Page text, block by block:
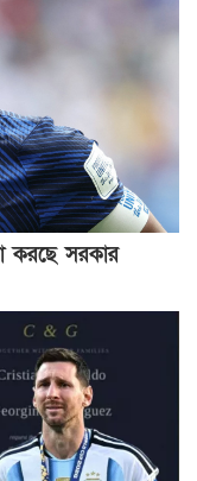
করছে সরকার